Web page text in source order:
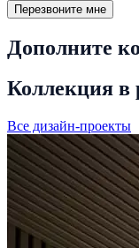
Перезвоните мне
Дополните
Коллекция в
Все дизайн-проекты